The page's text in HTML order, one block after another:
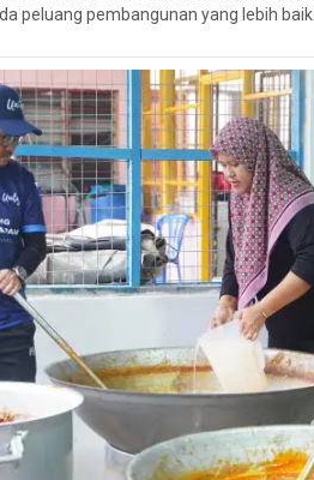
peluang pembangunan yang lebih baik.